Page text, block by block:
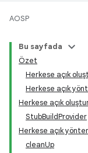
AOSP
Bu sayfada
Özet
Herkese açık
Herkese açık
Herkese açık
StubBuildProvider
Herkese açık
cleanUp